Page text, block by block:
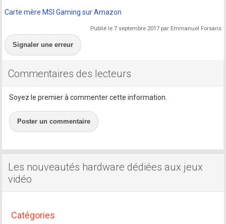
Carte mère MSI Gaming sur Amazon
Publié le 7 septembre 2017 par Emmanuel Forsans
Signaler une erreur
Commentaires des lecteurs
Soyez le premier à commenter cette information.
Poster un commentaire
Les nouveautés hardware dédiées aux jeux
vidéo
Catégories